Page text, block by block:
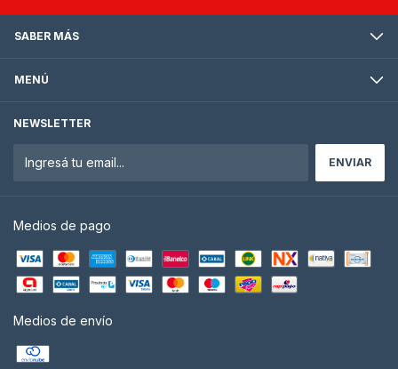
SABER MÁS
MENÚ
NEWSLETTER
Medios de pago
Medios de envío